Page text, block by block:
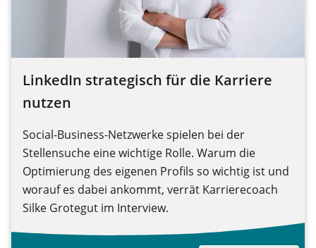
LinkedIn strategisch für die Karriere
nutzen
Social-Business-Netzwerke spielen bei der
Stellensuche eine wichtige Rolle. Warum die
Optimierung des eigenen Profils so wichtig ist und
worauf es dabei ankommt, verrät Karrierecoach
Silke Grotegut im Interview.